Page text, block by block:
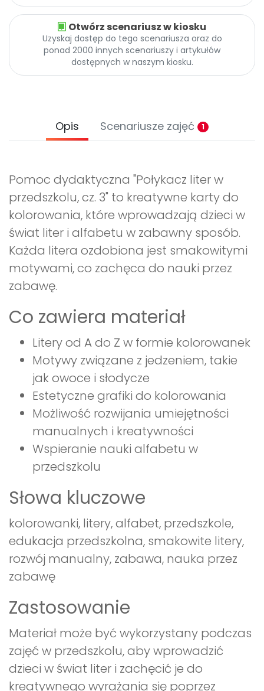
Otwórz scenariusz w kiosku
Uzyskaj dostęp do tego scenariusza oraz do
ponad 2000 innych scenariuszy i artykułów
dostępnych w naszym kiosku.
Opis Scenariusze zajęć 1
Pomoc dydaktyczna "Połykacz liter w
przedszkolu, cz. 3" to kreatywne karty do
kolorowania, które wprowadzają dzieci w
świat liter i alfabetu w zabawny sposób.
Każda litera ozdobiona jest smakowitymi
motywami, co zachęca do nauki przez
zabawę.
Co zawiera materiał
Litery od A do Z w formie kolorowanek
Motywy związane z jedzeniem, takie
jak owoce i słodycze
Estetyczne grafiki do kolorowania
Możliwość rozwijania umiejętności
manualnych i kreatywności
Wspieranie nauki alfabetu w
przedszkolu
Słowa kluczowe
kolorowanki, litery, alfabet, przedszkole,
edukacja przedszkolna, smakowite litery,
rozwój manualny, zabawa, nauka przez
zabawę
Zastosowanie
Materiał może być wykorzystany podczas
zajęć w przedszkolu, aby wprowadzić
dzieci w świat liter i zachęcić je do
kreatywnego wyrażania się poprzez